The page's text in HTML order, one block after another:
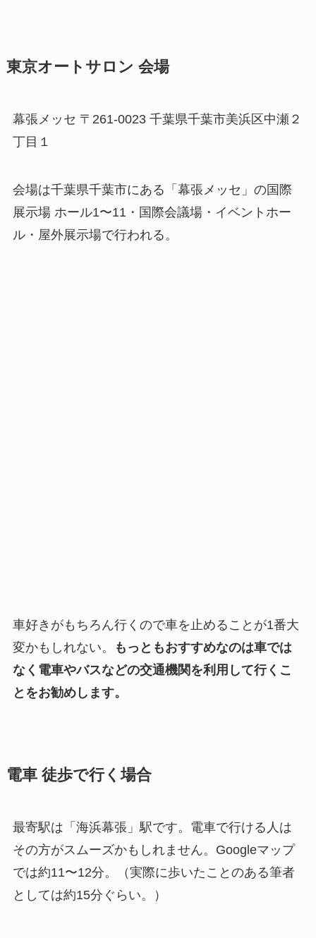
東京オートサロン 会場
幕張メッセ 〒261-0023 千葉県千葉市美浜区中瀬２
丁目１
会場は千葉県千葉市にある「幕張メッセ」の国際
展示場 ホール1〜11・国際会議場・イベントホー
ル・屋外展示場で行われる。
車好きがもちろん行くので車を止めることが1番大
変かもしれない。
もっともおすすめなのは車では
なく電車やバスなどの交通機関を利用して行くこ
とをお勧めします。
電車 徒歩で行く場合
最寄駅は「海浜幕張」駅です。電車で行ける人は
その方がスムーズかもしれません。Googleマップ
では約11〜12分。（実際に歩いたことのある筆者
としては約15分ぐらい。）